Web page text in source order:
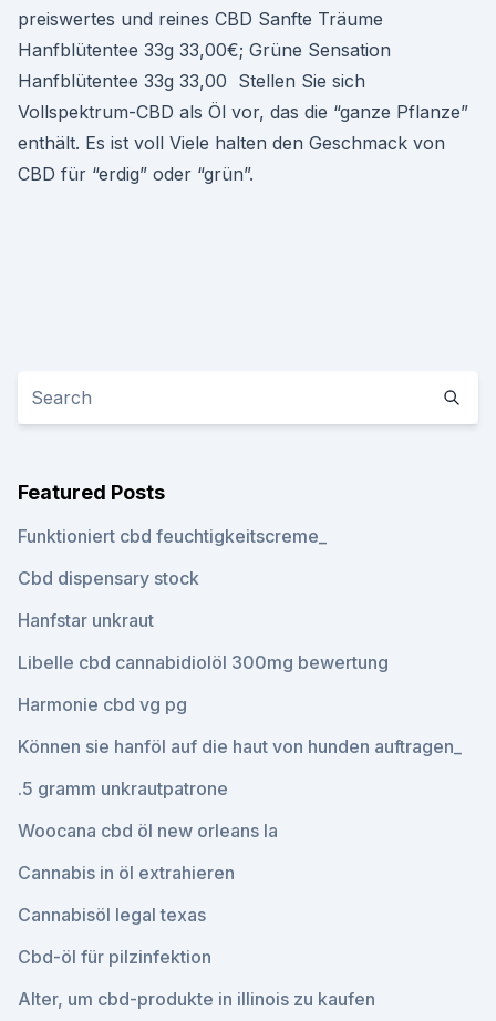
preiswertes und reines CBD Sanfte Träume
Hanfblütentee 33g 33,00€; Grüne Sensation
Hanfblütentee 33g 33,00 Stellen Sie sich
Vollspektrum-CBD als Öl vor, das die “ganze Pflanze”
enthält. Es ist voll Viele halten den Geschmack von
CBD für “erdig” oder “grün”.
Featured Posts
Funktioniert cbd feuchtigkeitscreme_
Cbd dispensary stock
Hanfstar unkraut
Libelle cbd cannabidiolöl 300mg bewertung
Harmonie cbd vg pg
Können sie hanföl auf die haut von hunden auftragen_
.5 gramm unkrautpatrone
Woocana cbd öl new orleans la
Cannabis in öl extrahieren
Cannabisöl legal texas
Cbd-öl für pilzinfektion
Alter, um cbd-produkte in illinois zu kaufen